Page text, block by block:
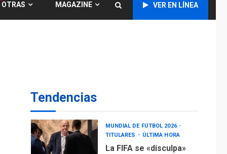
OTRAS MAGAZINE VER EN LÍNEA
Tendencias
asegura Gustavo
Duque
MUNDIAL DE FÚTBOL 2026
TITULARES
ÚLTIMA HORA
La FIFA se «disculpa»